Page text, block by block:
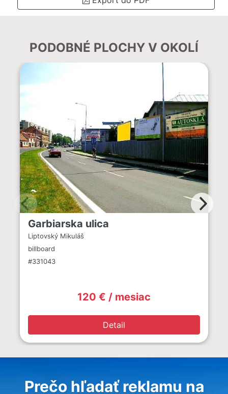
PODOBNÉ PLOCHY V OKOLÍ
Garbiarska ulica
Liptovský Mikuláš
billboard
#331043
120 € / mesiac
Detail
Prečo hľadať reklamu na